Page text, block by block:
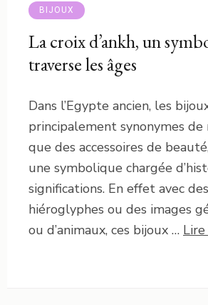
BIJOUX
La croix d’ankh, un
traverse les âges
Dans l’Egypte ancien, les
principalement synonymes de
que des accessoires de
une symbolique chargée
significations. En effet avec
hiéroglyphes ou des images
ou d’animaux, ces bijoux …